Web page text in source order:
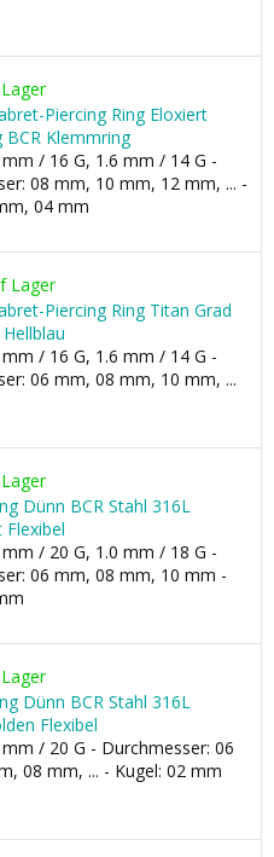
Piercing Ring Eloxiert
BCR Klemmring
/ 16 G, 1.6 mm / 14 G -
08 mm, 10 mm, 12 mm, ... -
04 mm
Lager
Piercing Ring Titan Grad
/ 16 G, 1.6 mm / 14 G -
06 mm, 08 mm, 10 mm, ...
Dünn BCR Stahl 316L
/ 20 G, 1.0 mm / 18 G -
06 mm, 08 mm, 10 mm -
Dünn BCR Stahl 316L
Flexibel
/ 20 G - Durchmesser: 06
08 mm, ... - Kugel: 02 mm